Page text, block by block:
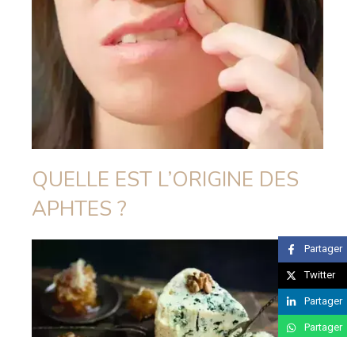
QUELLE EST L’ORIGINE DES
APHTES ?
Partager
Twitter
Partager
Partager